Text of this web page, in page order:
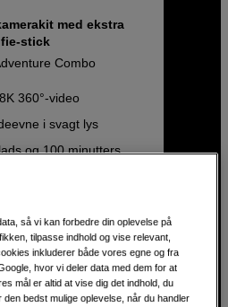
med ekstra
stick
Combo
360°-video
i svagt lys
og 100 minutters
4.895
så vi kan forbedre din oplevelse på
tilpasse indhold og vise relevant,
inkluderer både vores egne og fra
hvor vi deler data med dem for at
mål er altid at vise dig det indhold, du
bedst mulige oplevelse, når du handler